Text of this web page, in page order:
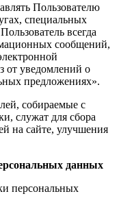
Пользователю
специальных
всегда
сообщений,
от уведомлений о
предложениях».
собираемые с
служат для сбора
на сайте, улучшения
данных
персональных